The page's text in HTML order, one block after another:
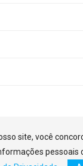
site, você
pessoais